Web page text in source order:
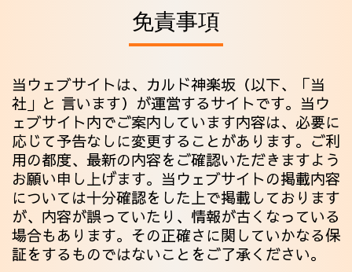
免責事項
当ウェブサイトは、カルド神楽坂（以下、「当
社」と 言います）が運営するサイトです。当ウ
ェブサイト内でご案内しています内容は、必要に
応じて予告なしに変更することがあります。ご利
用の都度、最新の内容をご確認いただきますよう
お願い申し上げます。当ウェブサイトの掲載内容
については十分確認をした上で掲載しております
が、内容が誤っていたり、情報が古くなっている
場合もあります。その正確さに関していかなる保
証をするものではないことをご了承ください。